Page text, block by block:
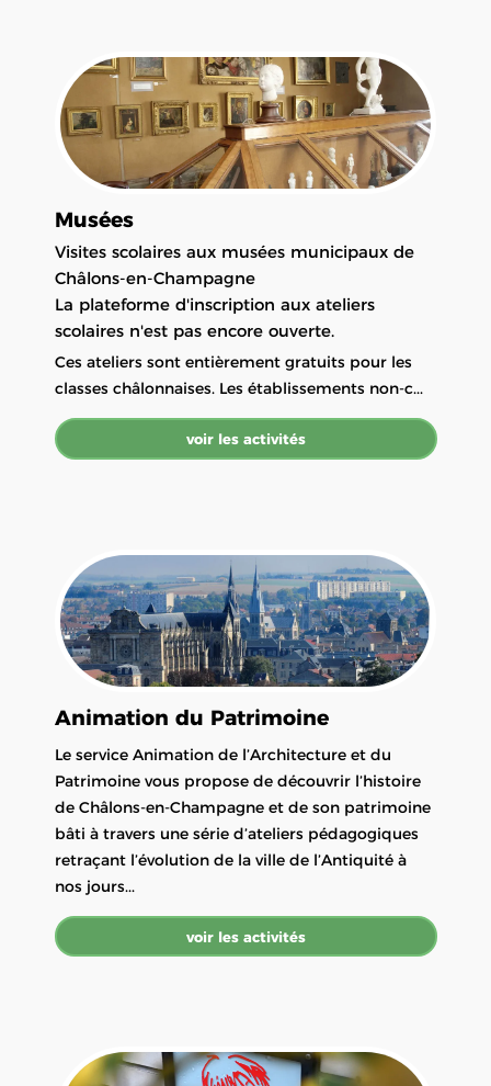
Musées
Visites scolaires aux musées municipaux de
Châlons-en-Champagne
La plateforme d'inscription aux ateliers
scolaires n'est pas encore ouverte.
Ces ateliers sont entièrement gratuits pour les
classes châlonnaises. Les établissements non-c...
Animation du Patrimoine
Le service Animation de l’Architecture et du
Patrimoine vous propose de découvrir l’histoire
de Châlons-en-Champagne et de son patrimoine
bâti à travers une série d’ateliers pédagogiques
retraçant l’évolution de la ville de l’Antiquité à
nos jours...